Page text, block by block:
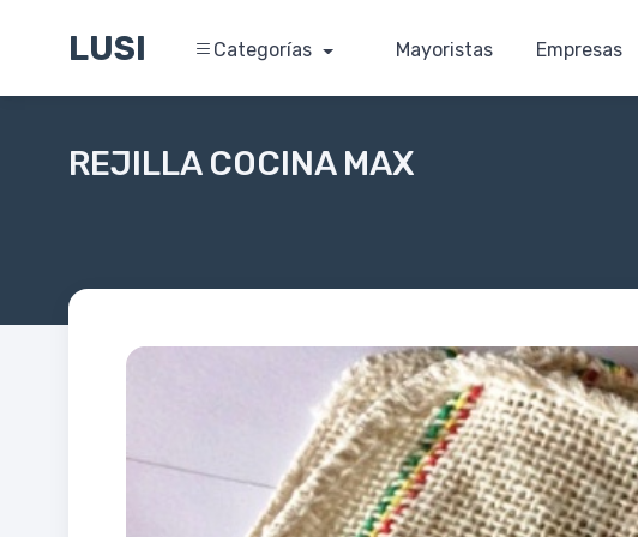
LUSI Categorías Mayoristas Empresas
REJILLA COCINA MAX